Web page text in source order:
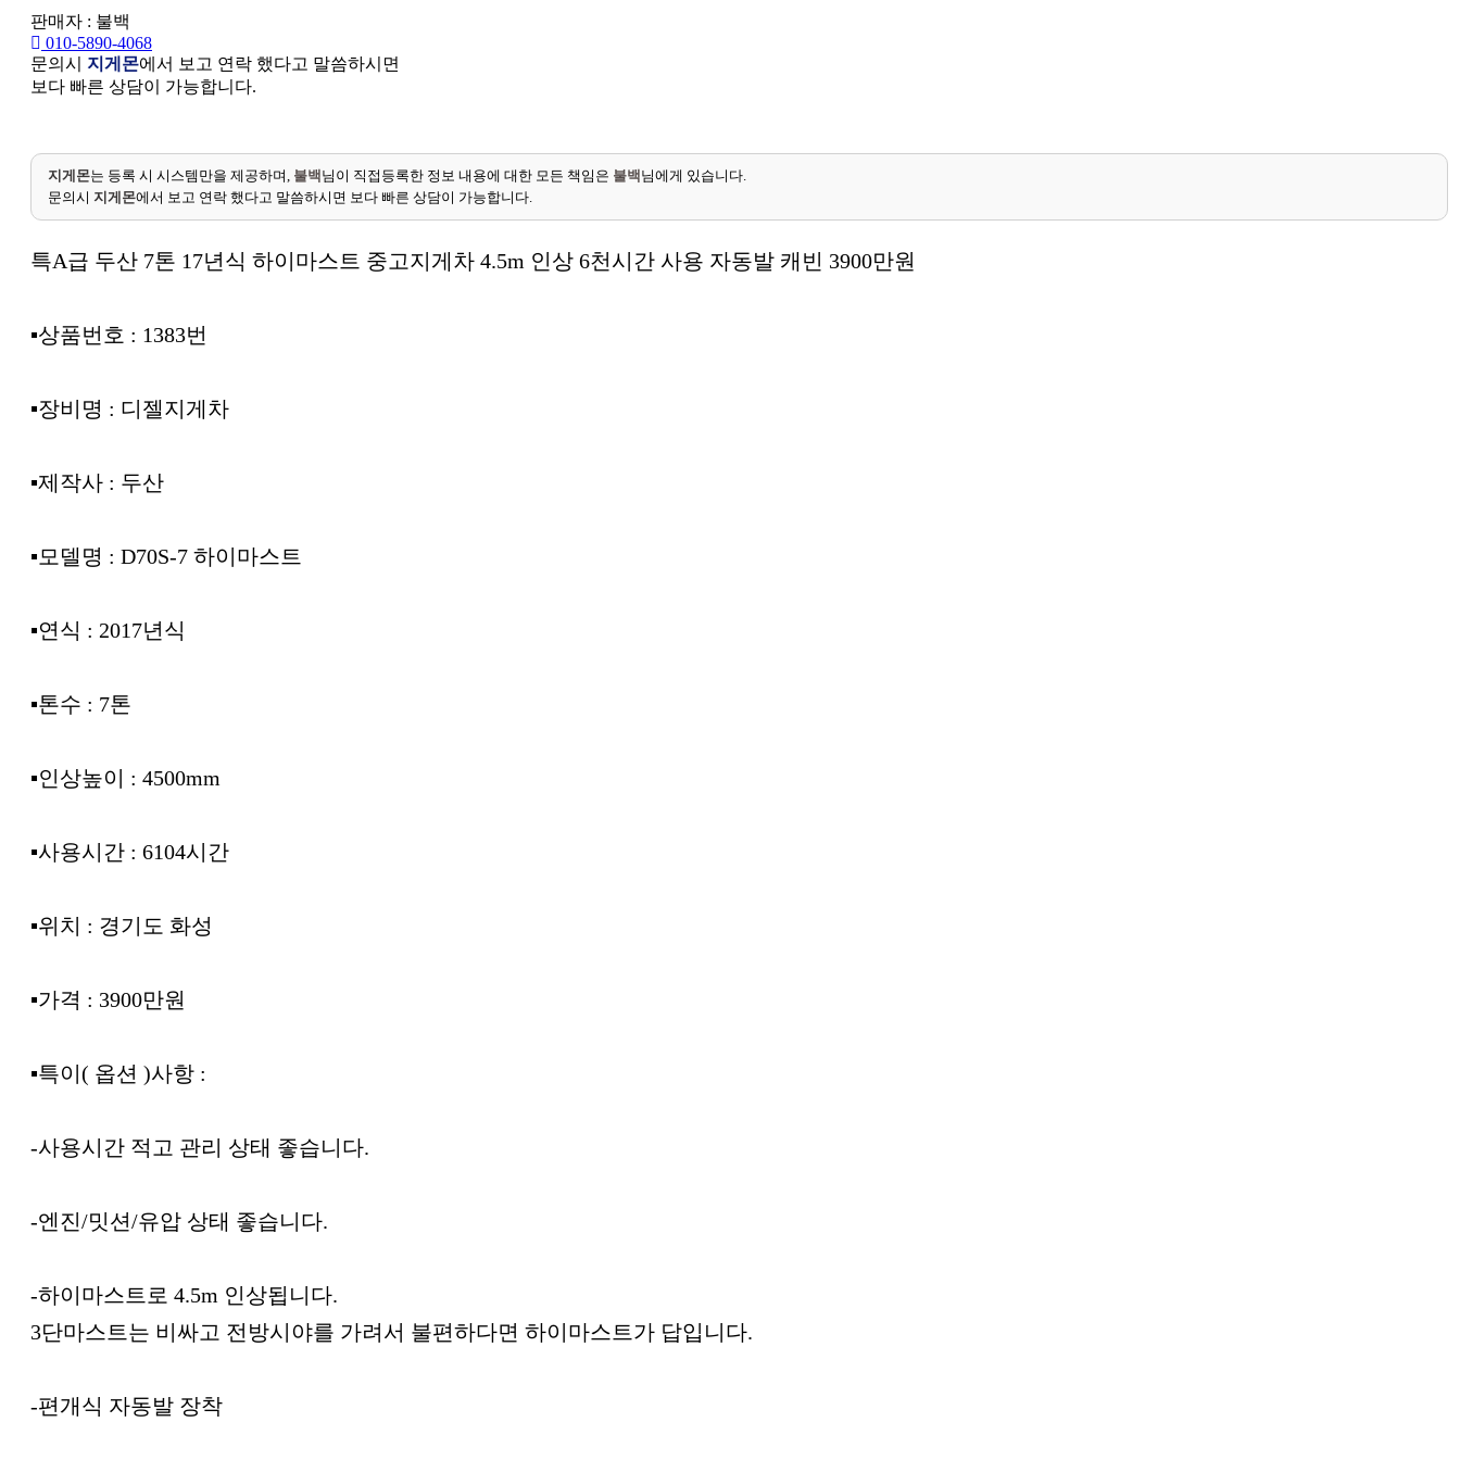
판매자 : 불백
010-5890-4068
문의시 지게몬에서 보고 연락 했다고 말씀하시면
보다 빠른 상담이 가능합니다.
지게몬는 등록 시 시스템만을 제공하며, 불백님이 직접등록한 정보 내용에 대한 모든 책임은 불백님에게 있습니다.
문의시 지게몬에서 보고 연락 했다고 말씀하시면 보다 빠른 상담이 가능합니다.
특A급 두산 7톤 17년식 하이마스트 중고지게차 4.5m 인상 6천시간 사용 자동발 캐빈 3900만원
▪︎상품번호 : 1383번
▪︎장비명 : 디젤지게차
▪︎제작사 : 두산
▪︎모델명 : D70S-7 하이마스트
▪︎연식 : 2017년식
▪︎톤수 : 7톤
▪︎인상높이 : 4500mm
▪︎사용시간 : 6104시간
▪︎위치 : 경기도 화성
▪︎가격 : 3900만원
▪︎특이( 옵션 )사항 :
-사용시간 적고 관리 상태 좋습니다.
-엔진/밋션/유압 상태 좋습니다.
-하이마스트로 4.5m 인상됩니다.
3단마스트는 비싸고 전방시야를 가려서 불편하다면 하이마스트가 답입니다.
-편개식 자동발 장착